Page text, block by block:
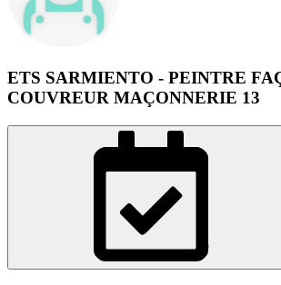
ETS SARMIENTO - PEINTRE
COUVREUR MAÇONNERIE 13